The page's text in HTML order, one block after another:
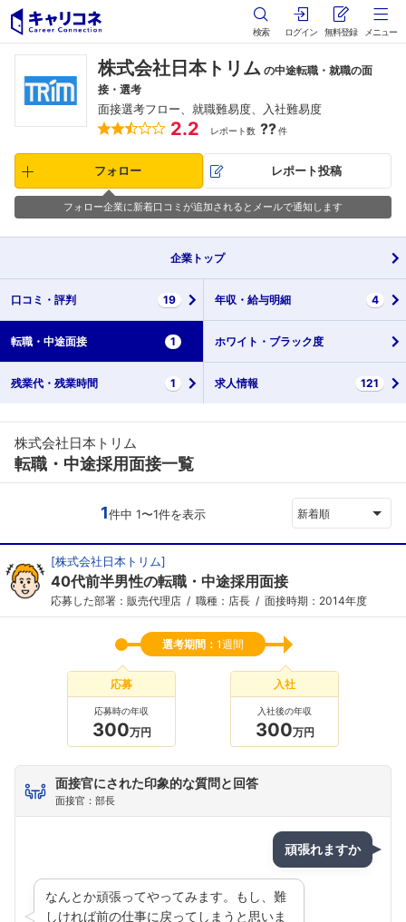
検索 ログイン 無料登録 メニュー
株式会社日本トリム の中途転職・就職の面
接・選考
面接選考フロー、就職難易度、入社難易度
2.2 レポート数 ??件
フォロー レポート投稿
フォロー企業に新着口コミが追加されるとメールで通知します
企業 トップ
口コミ・ 評判 19 年収・ 給与明細 4
転職・ 中途面接 1 ホワイト・ ブラック度
残業代・ 残業時間 1 求人情報 121
株式会社日本トリム
転職・中途採用面接一覧
1件中 1〜1件を表示 新着順
[株式会社日本トリム]
40代前半男性の転職・中途採用面接
応募した部署：販売代理店 職種：店長 面接時期：2014年度
選考期間： 1週間
応募
応募時の年収
300万円
入社
入社後の年収
300万円
面接官にされた印象的な質問と回答
面接官：部長
頑張れますか
なんとか頑張ってやってみます。もし、難
しければ前の仕事に戻ってしまうと思いま